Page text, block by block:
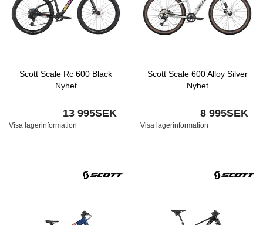
Scott Scale Rc 600 Black
Nyhet
13 995SEK
Visa lagerinformation
Scott Scale 600 Alloy Silver
Nyhet
8 995SEK
Visa lagerinformation